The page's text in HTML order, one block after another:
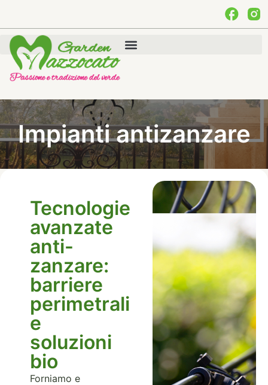
Impianti antizanzare
Tecnologie
avanzate
anti-
zanzare:
barriere
perimetrali
e
soluzioni
bio
Forniamo e